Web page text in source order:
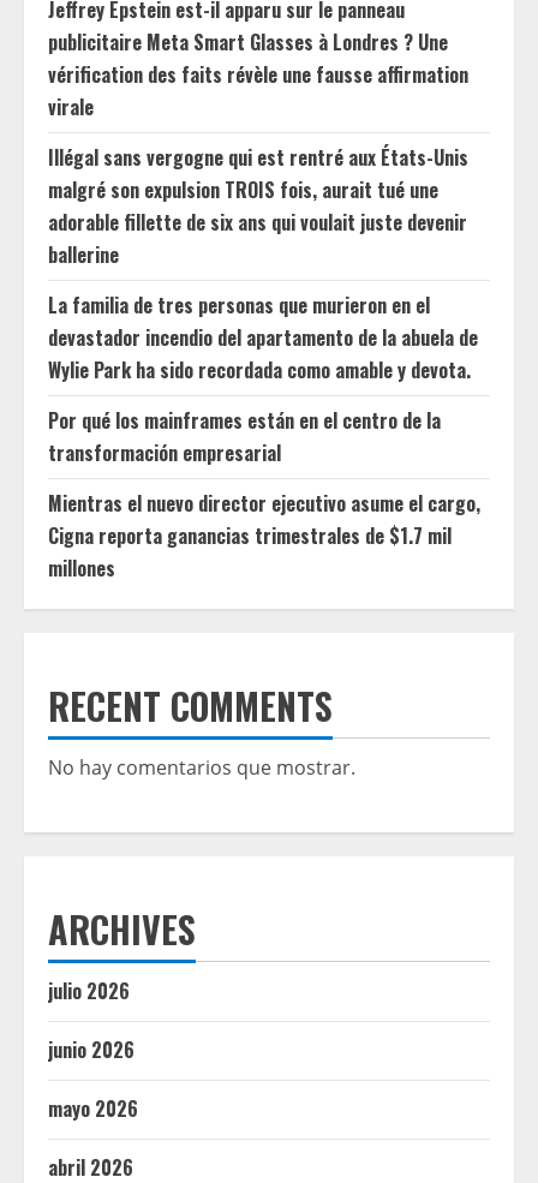
Jeffrey Epstein est-il apparu sur le panneau
publicitaire Meta Smart Glasses à Londres ? Une
vérification des faits révèle une fausse affirmation
virale
Illégal sans vergogne qui est rentré aux États-Unis
malgré son expulsion TROIS fois, aurait tué une
adorable fillette de six ans qui voulait juste devenir
ballerine
La familia de tres personas que murieron en el
devastador incendio del apartamento de la abuela de
Wylie Park ha sido recordada como amable y devota.
Por qué los mainframes están en el centro de la
transformación empresarial
Mientras el nuevo director ejecutivo asume el cargo,
Cigna reporta ganancias trimestrales de $1.7 mil
millones
RECENT COMMENTS
No hay comentarios que mostrar.
ARCHIVES
julio 2026
junio 2026
mayo 2026
abril 2026